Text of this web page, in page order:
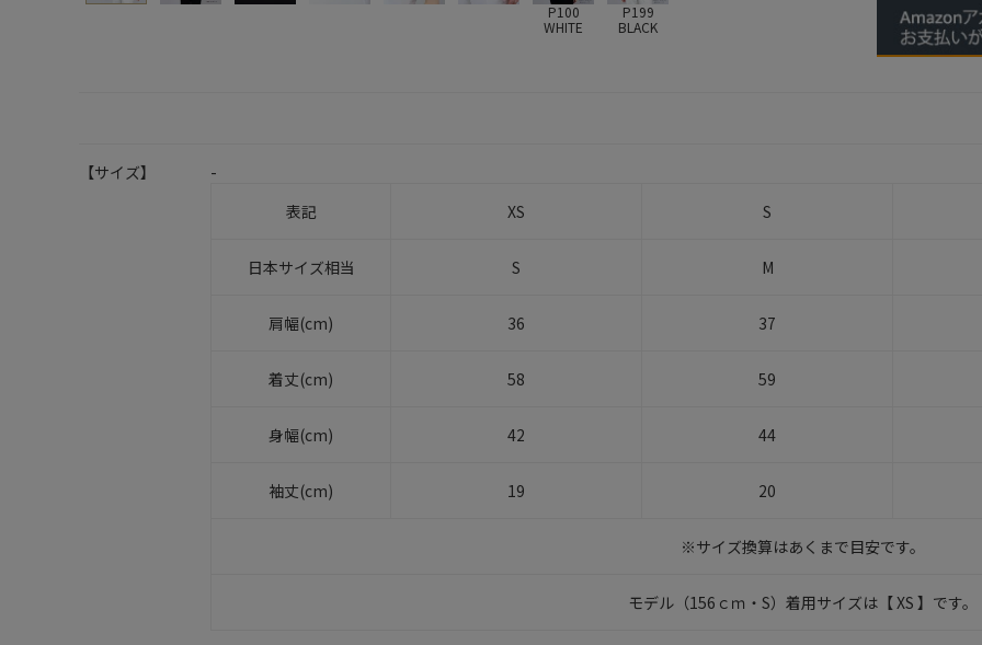
P100
WHITE
P199
BLACK
【サイズ】
-
表記
XS S
日本サイズ相当 S M
肩幅(cm) 36 37
着丈(cm) 58 59
身幅(cm) 42 44
袖丈(cm) 19 20
※サイズ換算はあくまで目安です。
モデル（156ｃｍ・S）着用サイズは【 XS 】です。